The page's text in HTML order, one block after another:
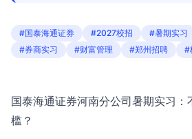
#国泰海通证券 #2027校招 #暑期实习
#券商实习
#财富管理 #郑州招聘 #
国泰海通证券河南分公司暑期实习：
槛？